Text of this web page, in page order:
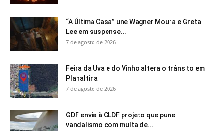
“A Última Casa” une Wagner Moura e Greta
Lee em suspense...
7 de agosto de 2026
Feira da Uva e do Vinho altera o trânsito em
Planaltina
7 de agosto de 2026
GDF envia à CLDF projeto que pune
vandalismo com multa de...